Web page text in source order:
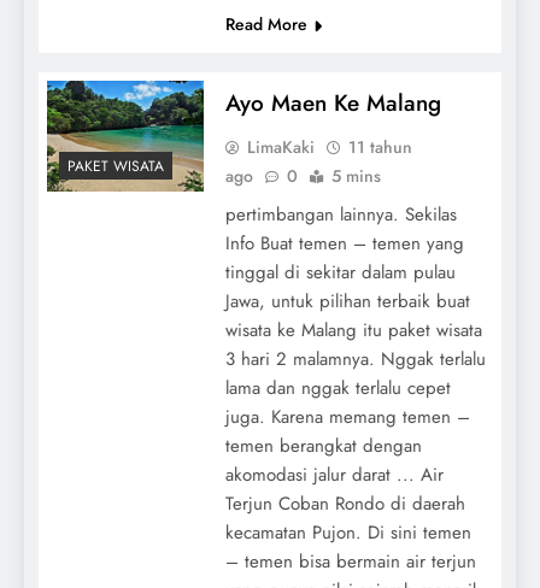
Read More
PAKET WISATA
Ayo Maen Ke Malang
LimaKaki
11 tahun
ago
0 5 mins
pertimbangan lainnya. Sekilas
Info Buat temen – temen yang
tinggal di sekitar dalam pulau
Jawa, untuk pilihan terbaik buat
wisata ke Malang itu paket wisata
3 hari 2 malamnya. Nggak terlalu
lama dan nggak terlalu cepet
juga. Karena memang temen –
temen berangkat dengan
akomodasi jalur darat ... Air
Terjun Coban Rondo di daerah
kecamatan Pujon. Di sini temen
– temen bisa bermain air terjun